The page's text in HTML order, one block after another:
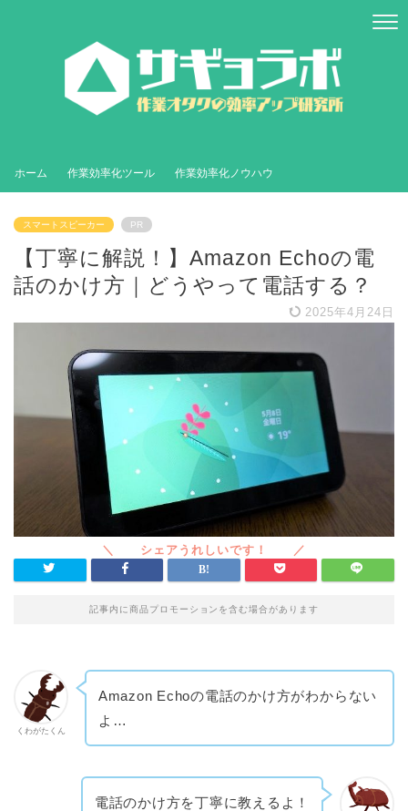
ホーム 作業効率化ツール 作業効率化ノウハウ
スマートスピーカー PR
【丁寧に解説！】Amazon Echoの電
話のかけ方｜どうやって電話する？
2025年4月24日
記事内に商品プロモーションを含む場合があります
くわがたくん
Amazon Echoの電話のかけ方がわからない
よ…
電話のかけ方を丁寧に教えるよ！